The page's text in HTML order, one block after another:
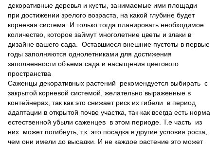
декоративные деревья и кусты, занимаемые ими площади
при достижении зрелого возраста, на какой глубине будет
корневая система. И только тогда планировать необходимое
количество, которое займут многолетние цветы и злаки в
дизайне вашего сада. Оставшиеся внешние пустоты в первые
годы заполняются однолетниками для достижения
заполненности объема сада и насыщения цветового
пространства
Саженцы декоративных растений рекомендуется выбирать с
закрытой корневой системой, желательно выраженные в
контейнерах, так как это снижает риск их гибели в период
адаптации в открытой почве участка, так как всегда есть норма
естественной убыли саженцев в этом периоде. Т.е часть из
них может погибнуть, т.к это посадка в другие условия роста,
чем они имели до высадки. И не каждое растение это может